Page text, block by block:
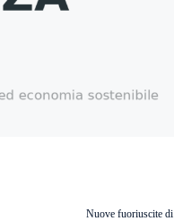
Nuove fuoriuscite di